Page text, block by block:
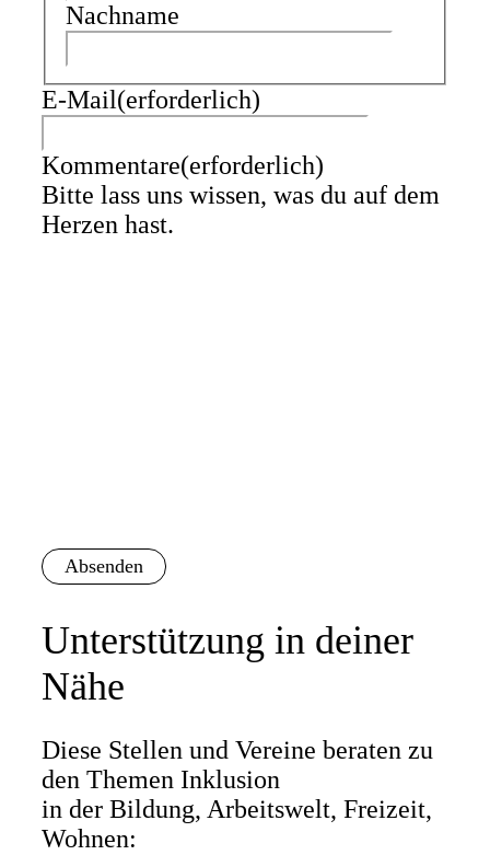
Nachname
E-Mail(erforderlich)
Kommentare(erforderlich)
Bitte lass uns wissen, was du auf dem
Herzen hast.
Unterstützung in deiner
Nähe
Diese Stellen und Vereine beraten zu
den Themen Inklusion
in der Bildung, Arbeitswelt, Freizeit,
Wohnen: